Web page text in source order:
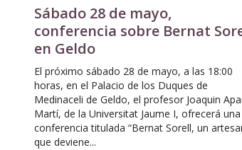
Sábado 28 de mayo,
conferencia sobre Bernat
en Geldo
El próximo sábado 28 de mayo, a las 18:00
horas, en el Palacio de los Duques de
Medinaceli de Geldo, el profesor Joaquin
Martí, de la Universitat Jaume I, ofrecerá una
conferencia titulada “Bernat Sorell, un
que deviene...